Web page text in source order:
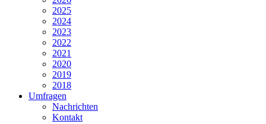
2025
2024
2023
2022
2021
2020
2019
2018
Umfragen
Nachrichten
Kontakt